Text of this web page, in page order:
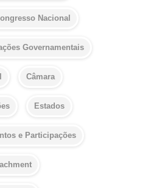
Nacional
Governamentais
Câmara
Estados
e Participações